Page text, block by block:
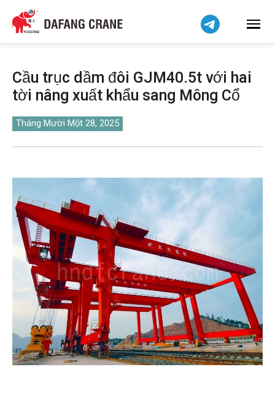
Cầu trục dầm đôi GJM40.5t với hai
tời nâng xuất khẩu sang Mông Cổ
Tháng Mười Một 28, 2025
हिन्दी
Bahasa Indonesia
বাংলা
فارسی
Pilipino
اردو
Čeština
Беларуская мова
Kiswahili
Dansk
Norsk
O‘zbekcha